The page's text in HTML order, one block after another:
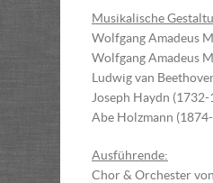
Musikalische
Wolfgang Amadeus
Wolfgang Amadeus
Ludwig van
Joseph Haydn
Abe Holzmann
Ausführende:
Chor & Orchester